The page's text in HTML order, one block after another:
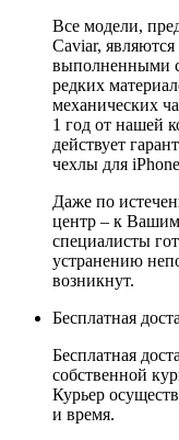
Все модели,
Caviar,
выполненными
редких
механических
1 год от нашей
действует
чехлы для
Даже по
центр – к
специалисты
устранению
возникнут.
Бесплатная
Бесплатная
собственной
Курьер
и время.